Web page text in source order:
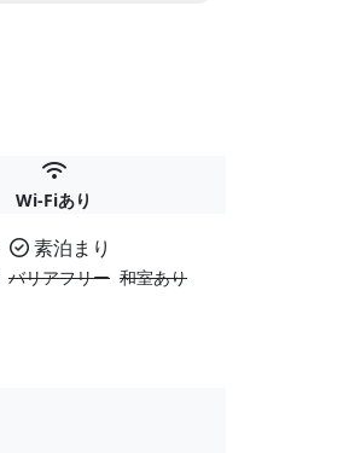
Wi-Fiあり
素泊まり
バリアフリー 和室あり